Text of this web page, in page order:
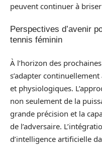
peuvent continuer à
Perspectives d’avenir
tennis féminin
À l’horizon des
s’adapter
et physiologiques.
non seulement de la
grande précision et la
de l’adversaire.
d’intelligence artificielle